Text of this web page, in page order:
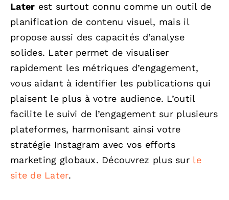
Later est surtout connu comme un outil de
planification de contenu visuel, mais il
propose aussi des capacités d’analyse
solides. Later permet de visualiser
rapidement les métriques d’engagement,
vous aidant à identifier les publications qui
plaisent le plus à votre audience. L’outil
facilite le suivi de l’engagement sur plusieurs
plateformes, harmonisant ainsi votre
stratégie Instagram avec vos efforts
marketing globaux. Découvrez plus sur le
site de Later.